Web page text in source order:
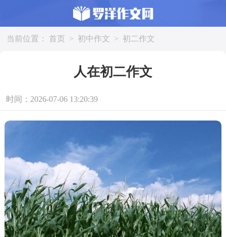
当前位置： 首页 > 初中作文 > 初二作文
人在初二作文
时间：2026-07-06 13:20:39